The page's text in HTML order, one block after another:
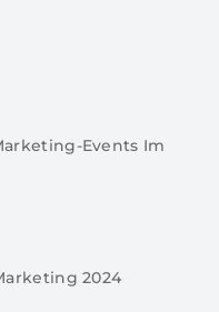
Events Im
2024